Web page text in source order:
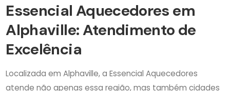
Essencial Aquecedores em
Alphaville: Atendimento de
Excelência
Localizada em Alphaville, a Essencial Aquecedores
atende não apenas essa região, mas também cidades